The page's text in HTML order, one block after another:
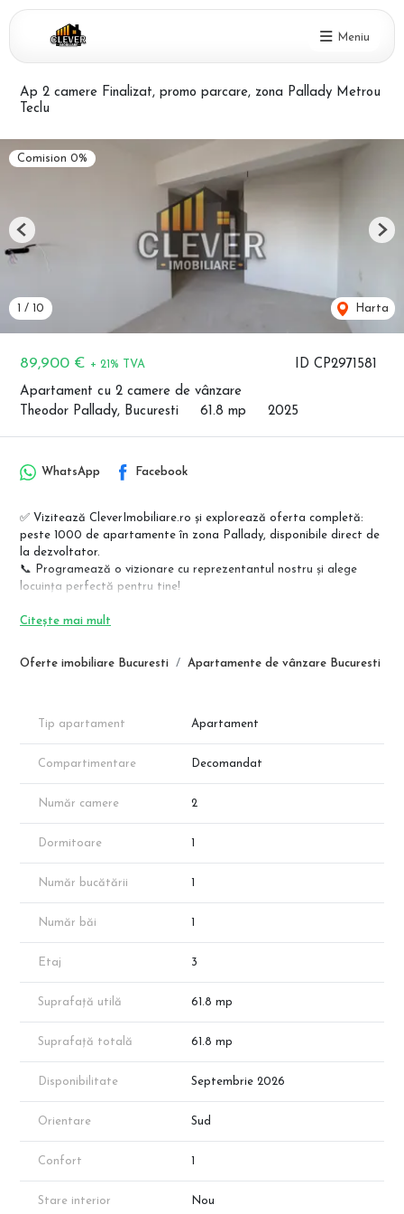
Meniu
Ap 2 camere Finalizat, promo parcare, zona Pallady Metrou
Teclu
ID CP2971581
89,900 € + 21% TVA
Apartament cu 2 camere de vânzare
Theodor Pallady, Bucuresti
61.8 mp 2025
Comision 0%
1 / 10 Harta
Previous
Oferte imobiliare Bucuresti Apartamente de vânzare Bucuresti
WhatsApp Facebook
✅ Vizitează CleverImobiliare.ro și explorează oferta completă:
peste 1000 de apartamente în zona Pallady, disponibile direct de
la dezvoltator.
📞 Programează o vizionare cu reprezentantul nostru și alege
locuința perfectă pentru tine!
Apartamente premium – Theodor Pallady, lângă metrou Nicolae
comision
la doar câțiva pași de stația de metrou Nicolae Teclu!
✔ Ferestre mari pentru luminozitate naturală
✔ Locuri de parcare subterane
✔ Construcție conform normelor actuale
Pret Avans 50%: 89.900 € + TVA,50% reducere parcare
Finisaje exterioare:
Tencuială decorativă peste sistem termoizolator (polistiren EPS
Zidărie de cărămidă 30 cm la exterior
Dotări și finisaje interioare:
Pardoseli ceramice: holuri, băi, bucătărie
Parchet laminat 8 mm în camere
Uși interioare Pinum/Vario Dor
Ușă metalică la intrare Pinum Blindo/Unison
Lift electric (4-6 persoane)
Balustrade din inox în spațiile comune
Circuit 220V cupru
Citește mai mult
Tip apartament Apartament
Compartimentare Decomandat
Număr camere 2
Dormitoare 1
Număr bucătării 1
Număr băi 1
Etaj 3
Suprafață utilă 61.8 mp
Suprafață totală 61.8 mp
Disponibilitate Septembrie 2026
Orientare Sud
Confort 1
Stare interior Nou